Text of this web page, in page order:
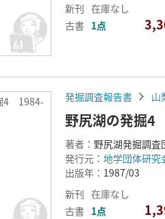
新刊 在庫なし
古書 1点
4 1984-
発掘調査報告書 山
野尻湖の
著者： 野尻湖発掘調査
発行元： 地学団体研究
出版年： 1987/03
新刊 在庫なし
古書 1点